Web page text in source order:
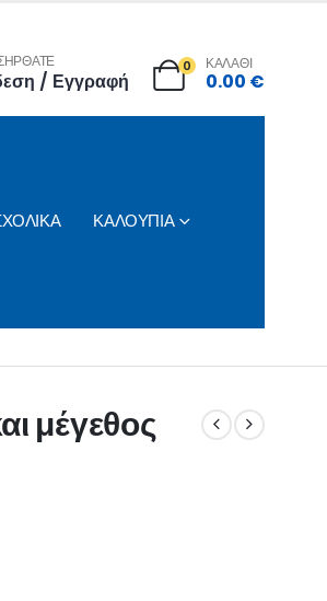
/ Εγγραφή
0 ΚΑΛΑΘΙ
0.00 €
ΚΑΛΟΥΠΙΑ
μέγεθος